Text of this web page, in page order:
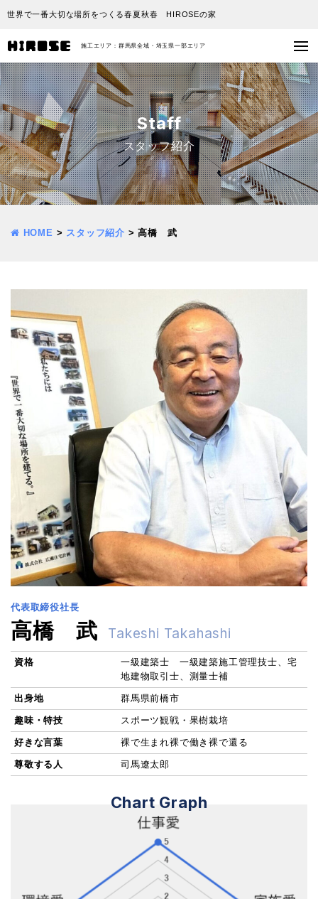
世界で一番大切な場所をつくる春夏秋春 HIROSEの家
施工エリア：群馬県全域・埼玉県一部エリア
Staff
スタッフ紹介
HOME > スタッフ紹介 >高橋 武
代表取締役社長
高橋 武 Takeshi Takahashi
資格
一級建築士 一級建築施工管理技士、宅
地建物取引士、測量士補
出身地 群馬県前橋市
趣味・特技 スポーツ観戦・果樹栽培
好きな言葉 裸で生まれ裸で働き裸で還る
尊敬する人 司馬遼太郎
Chart Graph